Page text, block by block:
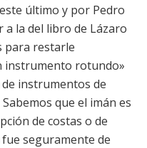
último y por Pedro
la del libro de Lázaro
para restarle
instrumento rotundo»
instrumentos de
que el imán es
de costas o de
seguramente de